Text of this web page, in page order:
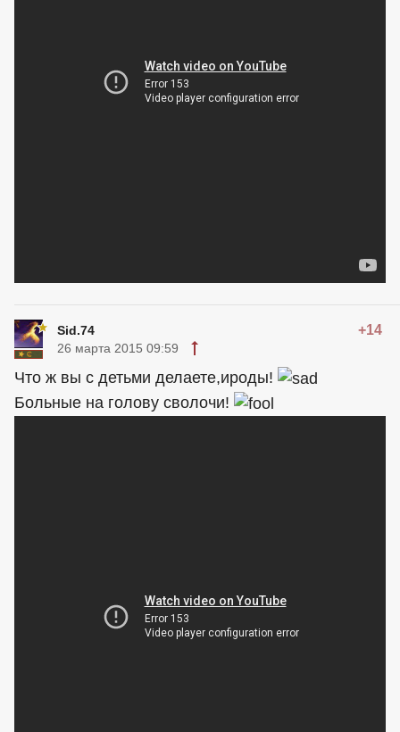
Sid.74 +14
26 марта 2015 09:59
Что ж вы с детьми делаете,ироды!
Больные на голову сволочи!